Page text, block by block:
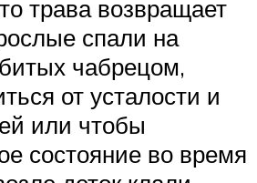
трава возвращает
спали на
чабрецом,
от усталости и
или чтобы
состояние во время